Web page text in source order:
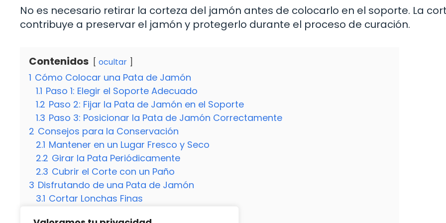
No es necesario retirar la corteza del jamón antes de colocarlo en el soporte. La
contribuye a preservar el jamón y protegerlo durante el proceso de curación.
Contenidos ocultar
1 Cómo Colocar una Pata de Jamón
1.1 Paso 1: Elegir el Soporte Adecuado
1.2 Paso 2: Fijar la Pata de Jamón en el Soporte
1.3 Paso 3: Posicionar la Pata de Jamón Correctamente
2 Consejos para la Conservación
2.1 Mantener en un Lugar Fresco y Seco
2.2 Girar la Pata Periódicamente
2.3 Cubrir el Corte con un Paño
3 Disfrutando de una Pata de Jamón
3.1 Cortar Lonchas Finas